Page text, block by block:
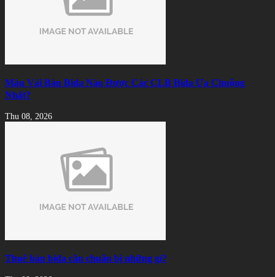
Màu Vải Bàn Bida Nào Được Các CLB Bida Ưa Chuộng
Nhất?
Thu 08, 2026
Thuê bàn bida cần chuẩn bị những gì?